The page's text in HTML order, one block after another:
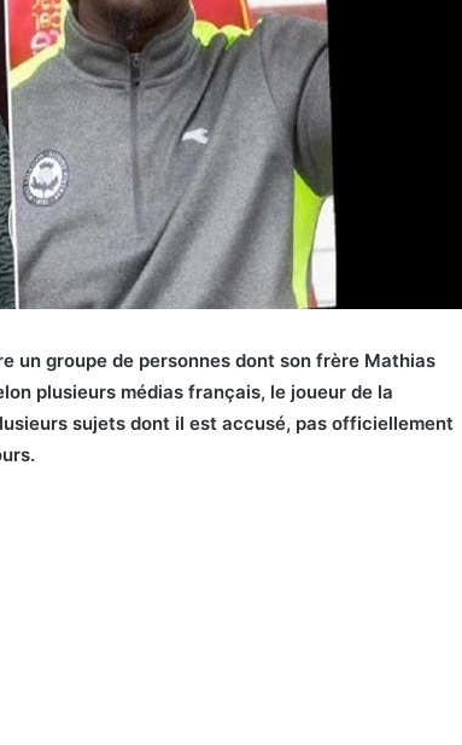
un groupe de personnes dont son frère Mathias
plusieurs médias français, le joueur de la
sujets dont il est accusé, pas officiellement